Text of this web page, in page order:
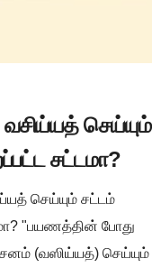
செய்யும்
சட்டமா?
செய்யும் சட்டம்
"பயணத்தின் போது
(வஸிய்யத்) செய்யும்